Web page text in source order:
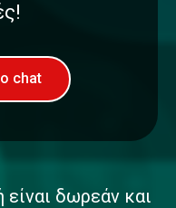
chat
δωρεάν και